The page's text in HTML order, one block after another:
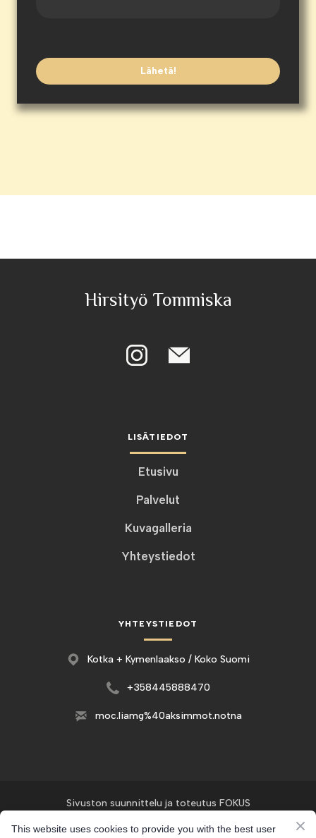
Lähetä!
Hirsityö Tommiska
LISÄTIEDOT
Etusivu
Palvelut
Kuvagalleria
Yhteystiedot
YHTEYSTIEDOT
Kotka + Kymenlaakso / Koko Suomi
+358445888470
moc.liamg%40aksimmot.notna
Sivuston suunnittelu ja toteutus FOKUS
This website uses cookies to provide you with the best user